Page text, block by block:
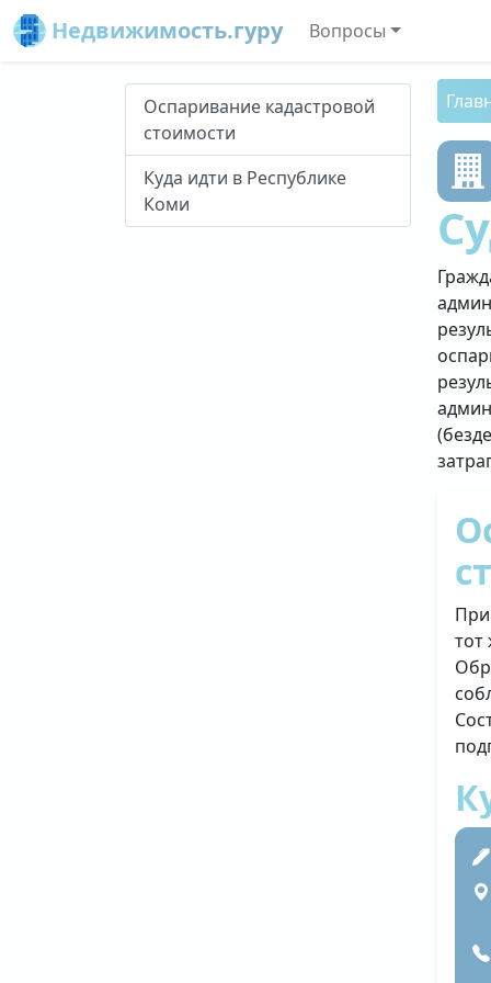
Недвижимость.гуру Вопросы
Оспаривание кадастровой
стоимости
Куда идти в Республике
Коми
При
тот